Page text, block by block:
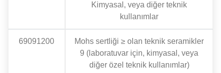
Kimyasal, veya diğer teknik
kullanımlar
69091200
Mohs sertliği ≥ olan teknik seramikler
9 (laboratuvar için, kimyasal, veya
diğer özel teknik kullanımlar)